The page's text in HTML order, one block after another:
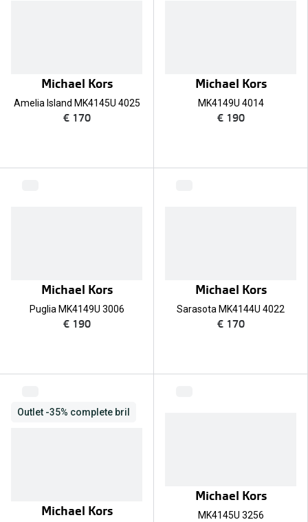
Michael Kors
Amelia Island MK4145U 4025
€ 170
Michael Kors
MK4149U 4014
€ 190
Michael Kors
Puglia MK4149U 3006
€ 190
Michael Kors
Sarasota MK4144U 4022
€ 170
Outlet -35% complete bril
Michael Kors
Michael Kors
MK4145U 3256